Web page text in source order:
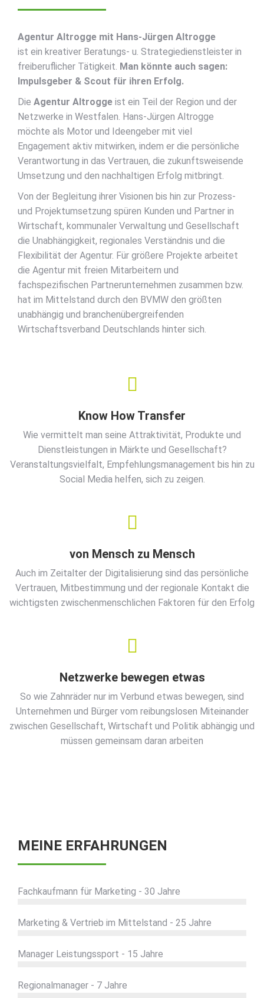
Agentur Altrogge mit Hans-Jürgen Altrogge
ist ein kreativer Beratungs- u. Strategiedienstleister in
freiberuflicher Tätigkeit. Man könnte auch sagen:
Impulsgeber & Scout für ihren Erfolg.
Die Agentur Altrogge ist ein Teil der Region und der
Netzwerke in Westfalen. Hans-Jürgen Altrogge
möchte als Motor und Ideengeber mit viel
Engagement aktiv mitwirken, indem er die persönliche
Verantwortung in das Vertrauen, die zukunftsweisende
Umsetzung und den nachhaltigen Erfolg mitbringt.
Von der Begleitung ihrer Visionen bis hin zur Prozess-
und Projektumsetzung spüren Kunden und Partner in
Wirtschaft, kommunaler Verwaltung und Gesellschaft
die Unabhängigkeit, regionales Verständnis und die
Flexibilität der Agentur. Für größere Projekte arbeitet
die Agentur mit freien Mitarbeitern und
fachspezifischen Partnerunternehmen zusammen bzw.
hat im Mittelstand durch den BVMW den größten
unabhängig und branchenübergreifenden
Wirtschaftsverband Deutschlands hinter sich.
Know How Transfer
Wie vermittelt man seine Attraktivität, Produkte und
Dienstleistungen in Märkte und Gesellschaft?
Veranstaltungsvielfalt, Empfehlungsmanagement bis hin zu
Social Media helfen, sich zu zeigen.
von Mensch zu Mensch
Auch im Zeitalter der Digitalisierung sind das persönliche
Vertrauen, Mitbestimmung und der regionale Kontakt die
wichtigsten zwischenmenschlichen Faktoren für den Erfolg
Netzwerke bewegen etwas
So wie Zahnräder nur im Verbund etwas bewegen, sind
Unternehmen und Bürger vom reibungslosen Miteinander
zwischen Gesellschaft, Wirtschaft und Politik abhängig und
müssen gemeinsam daran arbeiten
MEINE ERFAHRUNGEN
Fachkaufmann für Marketing - 30 Jahre
Marketing & Vertrieb im Mittelstand - 25 Jahre
Manager Leistungssport - 15 Jahre
Regionalmanager - 7 Jahre